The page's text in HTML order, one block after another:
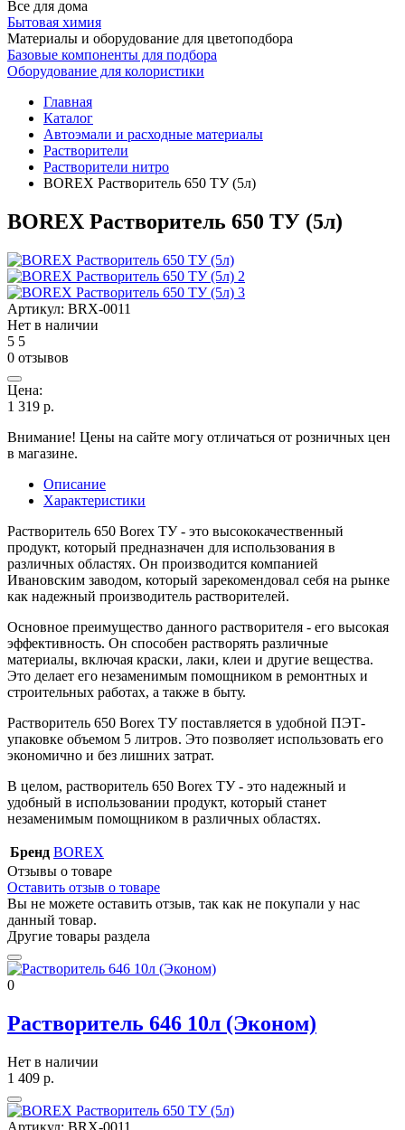
Все для дома
Бытовая химия
Материалы и оборудование для цветоподбора
Базовые компоненты для подбора
Оборудование для колористики
Главная
Каталог
Автоэмали и расходные материалы
Растворители
Растворители нитро
BOREX Растворитель 650 ТУ (5л)
BOREX Растворитель 650 ТУ (5л)
Артикул: BRX-0011
Нет в наличии
5 5
0 отзывов
Цена:
1 319 р.
Внимание! Цены на сайте могу отличаться от розничных цен
в магазине.
Описание
Характеристики
Растворитель 650 Borex ТУ - это высококачественный
продукт, который предназначен для использования в
различных областях. Он производится компанией
Ивановским заводом, который зарекомендовал себя на рынке
как надежный производитель растворителей.
Основное преимущество данного растворителя - его высокая
эффективность. Он способен растворять различные
материалы, включая краски, лаки, клеи и другие вещества.
Это делает его незаменимым помощником в ремонтных и
строительных работах, а также в быту.
Растворитель 650 Borex ТУ поставляется в удобной ПЭТ-
упаковке объемом 5 литров. Это позволяет использовать его
экономично и без лишних затрат.
В целом, растворитель 650 Borex ТУ - это надежный и
удобный в использовании продукт, который станет
незаменимым помощником в различных областях.
Бренд BOREX
Отзывы о товаре
Оставить отзыв о товаре
Вы не можете оставить отзыв, так как не покупали у нас
данный товар.
Другие товары раздела
0
Растворитель 646 10л (Эконом)
Нет в наличии
1 409 р.
Артикул: BRX-0011